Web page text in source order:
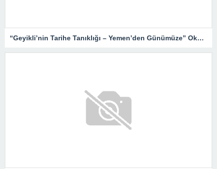
“Geyikli’nin Tarihe Tanıklığı – Yemen’den Günümüze” Okurlarıyla Buluşuyor…